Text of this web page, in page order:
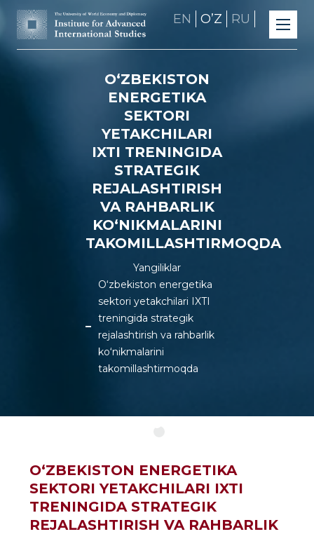
EN OʼZ RU
O‘ZBEKISTON
ENERGETIKA
SEKTORI
YETAKCHILARI
IXTI TRENINGIDA
STRATEGIK
REJALASHTIRISH
VA RAHBARLIK
KO‘NIKMALARINI
TAKOMILLASHTIRMOQDA
Yangiliklar
O‘zbekiston energetika
sektori yetakchilari IXTI
treningida strategik
rejalashtirish va rahbarlik
ko‘nikmalarini
takomillashtirmoqda
O‘ZBEKISTON ENERGETIKA
SEKTORI YETAKCHILARI IXTI
TRENINGIDA STRATEGIK
REJALASHTIRISH VA RAHBARLIK